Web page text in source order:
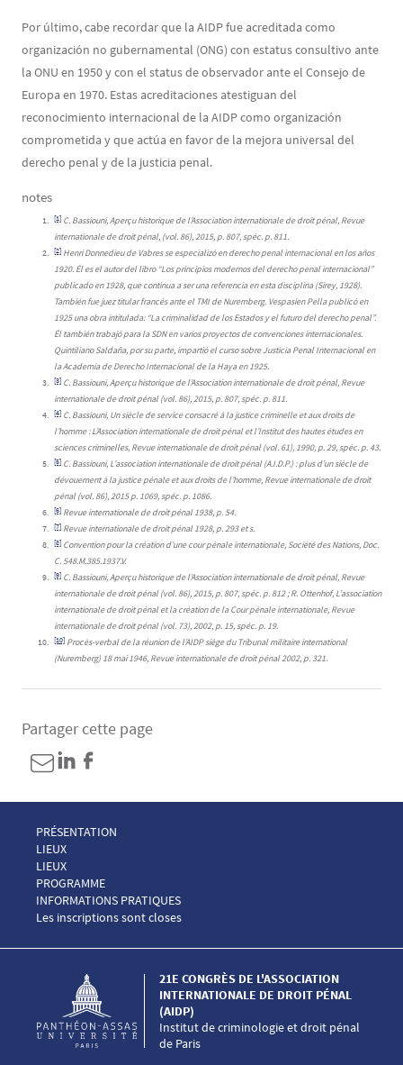
Por último, cabe recordar que la AIDP fue acreditada como
organización no gubernamental (ONG) con estatus consultivo ante
la ONU en 1950 y con el status de observador ante el Consejo de
Europa en 1970. Estas acreditaciones atestiguan del
reconocimiento internacional de la AIDP como organización
comprometida y que actúa en favor de la mejora universal del
derecho penal y de la justicia penal.
notes
[1] C. Bassiouni, Aperçu historique de l’Association internationale de droit pénal, Revue
internationale de droit pénal, (vol. 86), 2015, p. 807, spéc. p. 811.
[2] Henri Donnedieu de Vabres se especializó en derecho penal internacional en los años
1920. Él es el autor del libro “Los principios modernos del derecho penal internacional”
publicado en 1928, que continua a ser una referencia en esta disciplina (Sirey, 1928).
También fue juez titular francés ante el TMI de Nuremberg. Vespasien Pella publicó en
1925 una obra intitulada: “La criminalidad de los Estados y el futuro del derecho penal”.
Él también trabajó para la SDN en varios proyectos de convenciones internacionales.
Quintiliano Saldaña, por su parte, impartió el curso sobre Justicia Penal Internacional en
la Academia de Derecho Internacional de la Haya en 1925.
[3] C. Bassiouni, Aperçu historique de l’Association internationale de droit pénal, Revue
internationale de droit pénal (vol. 86), 2015, p. 807, spéc. p. 811.
[4] C. Bassiouni, Un siècle de service consacré à la justice criminelle et aux droits de
l’homme : L’Association internationale de droit pénal et l’Institut des hautes études en
sciences criminelles, Revue internationale de droit pénal (vol. 61), 1990, p. 29, spéc. p. 43.
[5] C. Bassiouni, L’association internationale de droit pénal (A.I.D.P.) : plus d’un siècle de
dévouement à la justice pénale et aux droits de l’homme, Revue internationale de droit
pénal (vol. 86), 2015 p. 1069, spéc. p. 1086.
[6] Revue internationale de droit pénal 1938, p. 54.
[7] Revue internationale de droit pénal 1928, p. 293 et s.
[8] Convention pour la création d’une cour pénale internationale, Société des Nations, Doc.
C. 548.M.385.1937.V.
[9] C. Bassiouni, Aperçu historique de l’Association internationale de droit pénal, Revue
internationale de droit pénal (vol. 86), 2015, p. 807, spéc. p. 812 ; R. Ottenhof, L’association
internationale de droit pénal et la création de la Cour pénale internationale, Revue
internationale de droit pénal (vol. 73), 2002, p. 15, spéc. p. 19.
[10] Procès-verbal de la réunion de l’AIDP siège du Tribunal militaire international
(Nuremberg) 18 mai 1946, Revue internationale de droit pénal 2002, p. 321.
Partager cette page
Menu Footer Congrès AIDP 1
PRÉSENTATION
Menu Footer Congrès AIDP 2
LIEUX
Menu Footer Congrès AIDP 2 EN
LIEUX
Menu Footer Congrès AIDP 3
PROGRAMME
Menu Footer Congrès AIDP 4
INFORMATIONS PRATIQUES
Menu Footer Congrès AIDP 5
Les inscriptions sont closes
Institut de criminologie et droit pénal
de Paris
21E CONGRÈS DE L'ASSOCIATION
INTERNATIONALE DE DROIT PÉNAL
(AIDP)